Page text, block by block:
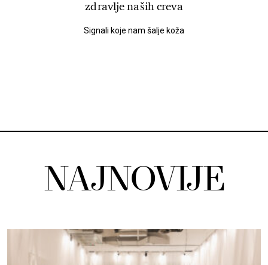
zdravlje naših creva
Signali koje nam šalje koža
NAJNOVIJE